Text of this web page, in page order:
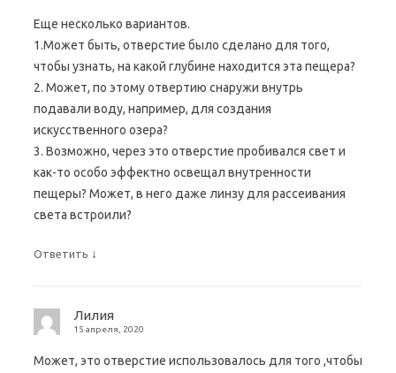
Еще несколько вариантов.
1.Может быть, отверстие было сделано для того,
чтобы узнать, на какой глубине находится эта пещера?
2. Может, по этому отвертию снаружи внутрь
подавали воду, например, для создания
искусственного озера?
3. Возможно, через это отверстие пробивался свет и
как-то особо эффектно освещал внутренности
пещеры? Может, в него даже линзу для рассеивания
света встроили?
Ответить ↓
Лилия
15 апреля, 2020
Может, это отверстие использовалось для того ,чтобы